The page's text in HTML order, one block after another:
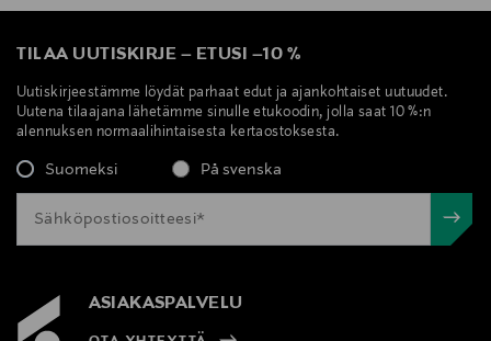
TILAA UUTISKIRJE – ETUSI –10 %
Uutiskirjeestämme löydät parhaat edut ja ajankohtaiset uutuudet.
Uutena tilaajana lähetämme sinulle etukoodin, jolla saat 10 %:n
alennuksen normaalihintaisesta kertaostoksesta.
Suomeksi På svenska
ASIAKASPALVELU